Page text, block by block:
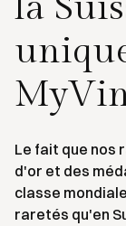
Le fait que nos
d'or et des
classe
raretés qu'en